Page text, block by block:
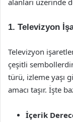
alanları üzerinde
1. Televizyon
Televizyon
çeşitli
türü, izleme yaşı
amacı taşır. İşte
İçerik